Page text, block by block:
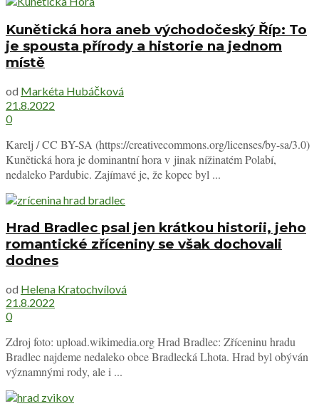
Kunětická hora aneb východočeský Říp: To
je spousta přírody a historie na jednom
místě
od Markéta Hubáčková
21.8.2022
0
Karelj / CC BY-SA (https://creativecommons.org/licenses/by-sa/3.0)
Kunětická hora je dominantní hora v jinak nížinatém Polabí,
nedaleko Pardubic. Zajímavé je, že kopec byl ...
Hrad Bradlec psal jen krátkou historii, jeho
romantické zříceniny se však dochovali
dodnes
od Helena Kratochvílová
21.8.2022
0
Zdroj foto: upload.wikimedia.org Hrad Bradlec: Zříceninu hradu
Bradlec najdeme nedaleko obce Bradlecká Lhota. Hrad byl obýván
významnými rody, ale i ...